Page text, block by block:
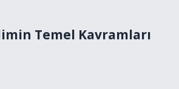
Temel Kavramları